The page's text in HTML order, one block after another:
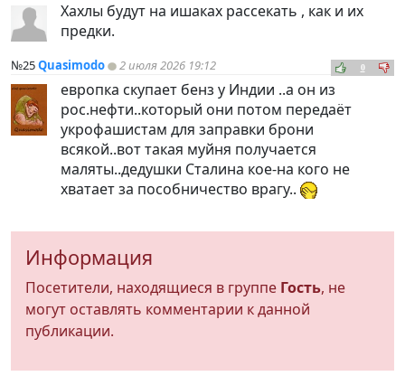
Хахлы будут на ишаках рассекать , как и их
предки.
№25Quasimodo 2 июля 2026 19:12 0
европка скупает бенз у Индии ..а он из
рос.нефти..который они потом передаёт
укрофашистам для заправки брони
всякой..вот такая муйня получается
маляты..дедушки Сталина кое-на кого не
хватает за пособничество врагу..
Информация
Посетители, находящиеся в группе Гость, не
могут оставлять комментарии к данной
публикации.